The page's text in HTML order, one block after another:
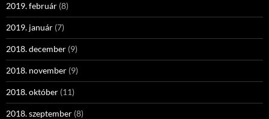
2019. február (8)
2019. január (7)
2018. december (9)
2018. november (9)
2018. október (11)
2018. szeptember (8)